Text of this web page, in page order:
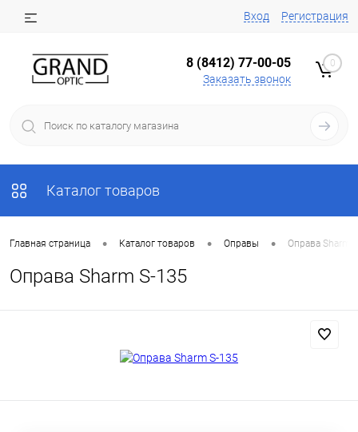
Вход Регистрация
8 (8412) 77-00-05
Заказать звонок
0
Каталог товаров
Главная страница • Каталог товаров • Оправы • Оправа Sharm
Оправа Sharm S-135